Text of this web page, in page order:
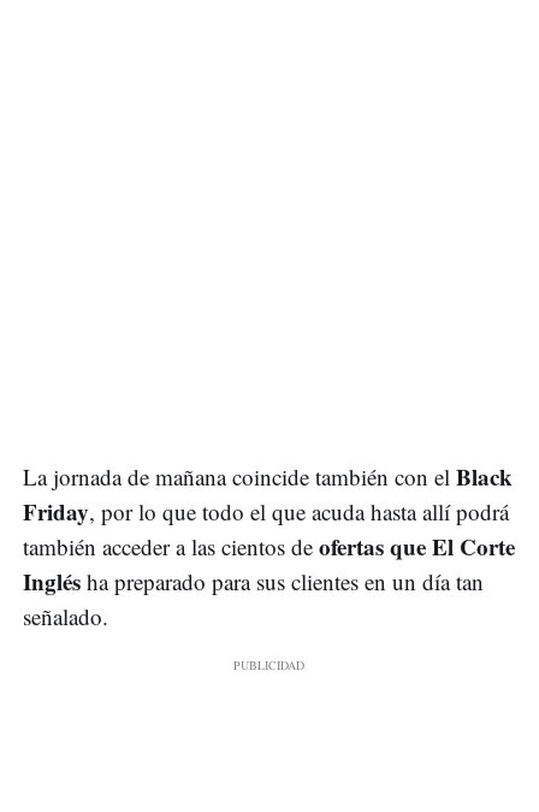
La jornada de mañana coincide también con el Black
Friday, por lo que todo el que acuda hasta allí podrá
también acceder a las cientos de ofertas que El Corte
Inglés ha preparado para sus clientes en un día tan
señalado.